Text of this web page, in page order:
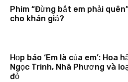
Phim “Đừng bắt em phải
cho khán giả?
Họp báo ‘Em là của em’: Hoa
Ngọc Trinh, Nhã Phương và
đỏ